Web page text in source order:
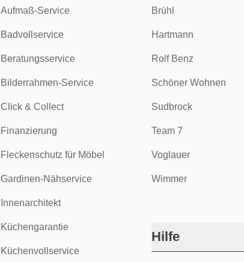
Aufmaß-Service
Badvollservice
Beratungsservice
Bilderrahmen-Service
Click & Collect
Finanzierung
Fleckenschutz für Möbel
Gardinen-Nähservice
Innenarchitekt
Küchengarantie
Küchenvollservice
Brühl
Hartmann
Rolf Benz
Schöner Wohnen
Sudbrock
Team 7
Voglauer
Wimmer
Hilfe